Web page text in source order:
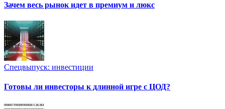
Зачем весь рынок идет в премиум и люкс
Спецвыпуск: инвестиции
Готовы ли инвесторы к длинной игре с ЦОД?